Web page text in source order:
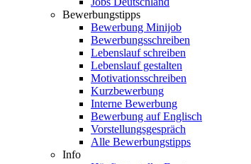
Bewerbungstipps
Bewerbung Minijob
Bewerbungsschreiben
Lebenslauf schreiben
Lebenslauf gestalten
Motivationsschreiben
Kurzbewerbung
Interne Bewerbung
Bewerbung auf Englisch
Vorstellungsgespräch
Alle Bewerbungstipps
Info